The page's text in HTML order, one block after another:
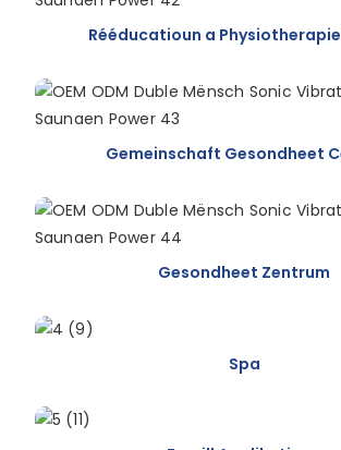
Rééducatioun a
Gemeinschaft Gesondheet
Gesondheet Zentrum
Spa